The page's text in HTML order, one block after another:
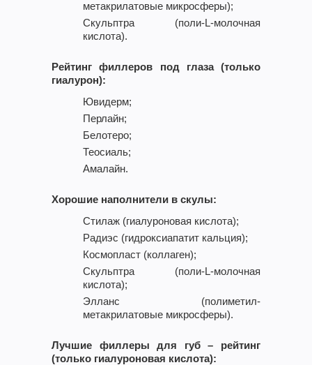
метакрилатовые микросферы);
Скульптра (поли-L-молочная
кислота).
Рейтинг филлеров под глаза (только
гиалурон):
Ювидерм;
Перлайн;
Белотеро;
Теосиаль;
Амалайн.
Хорошие наполнители в скулы:
Стилаж (гиалуроновая кислота);
Радиэс (гидроксиапатит кальция);
Космопласт (коллаген);
Скульптра (поли-L-молочная
кислота);
Элланс (полиметил-
метакрилатовые микросферы).
Лучшие филлеры для губ – рейтинг
(только гиалуроновая кислота):